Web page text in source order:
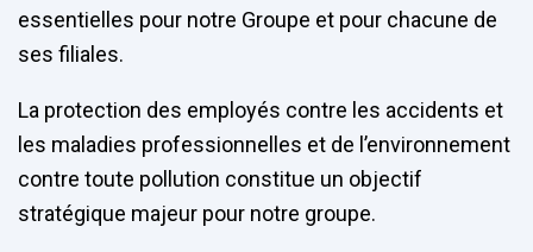
essentielles pour notre Groupe et pour chacune de
ses filiales.
La protection des employés contre les accidents et
les maladies professionnelles et de l’environnement
contre toute pollution constitue un objectif
stratégique majeur pour notre groupe.